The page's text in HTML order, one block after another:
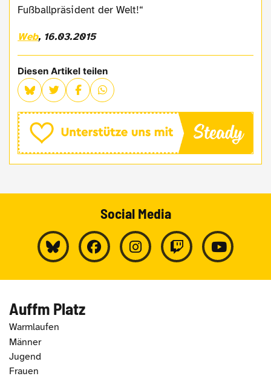
Fußballpräsident der Welt!“
Web, 16.03.2015
Diesen Artikel teilen
Social Media
Auffm Platz
Warmlaufen
Männer
Jugend
Frauen